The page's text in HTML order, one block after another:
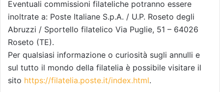
Eventuali commissioni filateliche potranno essere
inoltrate a: Poste Italiane S.p.A. / U.P. Roseto degli
Abruzzi / Sportello filatelico Via Puglie, 51 – 64026
Roseto (TE).
Per qualsiasi informazione o curiosità sugli annulli e
sul tutto il mondo della filatelia è possibile visitare il
sito https://filatelia.poste.it/index.html.